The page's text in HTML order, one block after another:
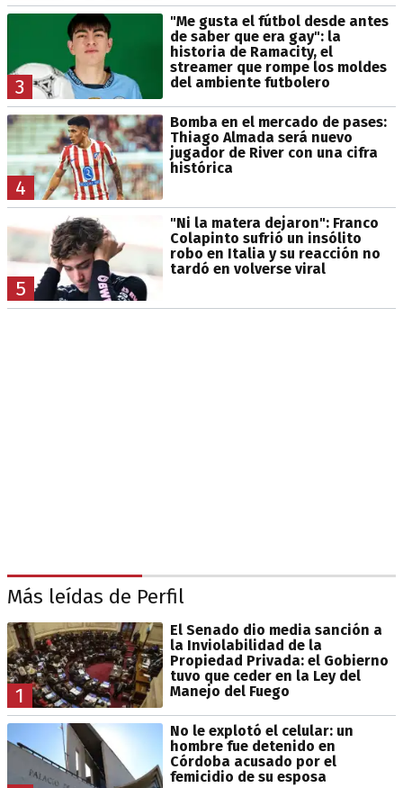
3
"Me gusta el fútbol desde antes
de saber que era gay": la
historia de Ramacity, el
streamer que rompe los moldes
del ambiente futbolero
4
Bomba en el mercado de pases:
Thiago Almada será nuevo
jugador de River con una cifra
histórica
5
"Ni la matera dejaron": Franco
Colapinto sufrió un insólito
robo en Italia y su reacción no
tardó en volverse viral
Más leídas de Perfil
1
El Senado dio media sanción a
la Inviolabilidad de la
Propiedad Privada: el Gobierno
tuvo que ceder en la Ley del
Manejo del Fuego
No le explotó el celular: un
hombre fue detenido en
Córdoba acusado por el
femicidio de su esposa